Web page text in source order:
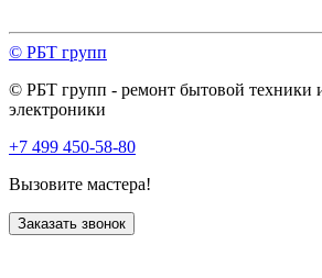
© РБТ групп
© РБТ групп - ремонт бытовой техники
электроники
+7 499 450-58-80
Вызовите мастера!
Заказать звонок